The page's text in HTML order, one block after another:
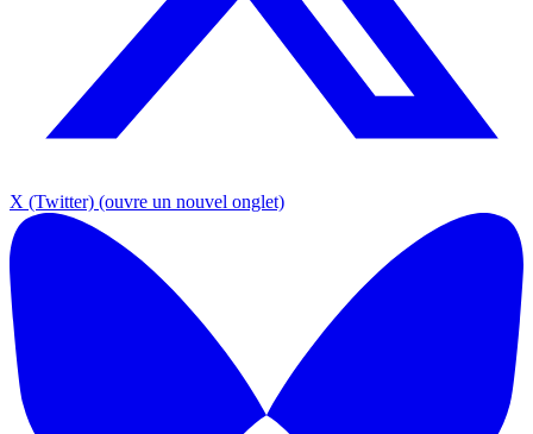
X (Twitter) (ouvre un nouvel onglet)